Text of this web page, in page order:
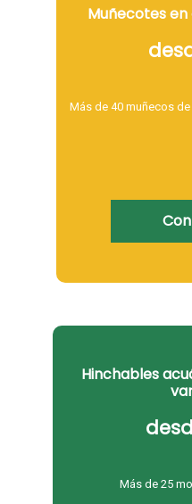
Muñecotes
Más de 40 muñecos
Hinchables
Más de 25